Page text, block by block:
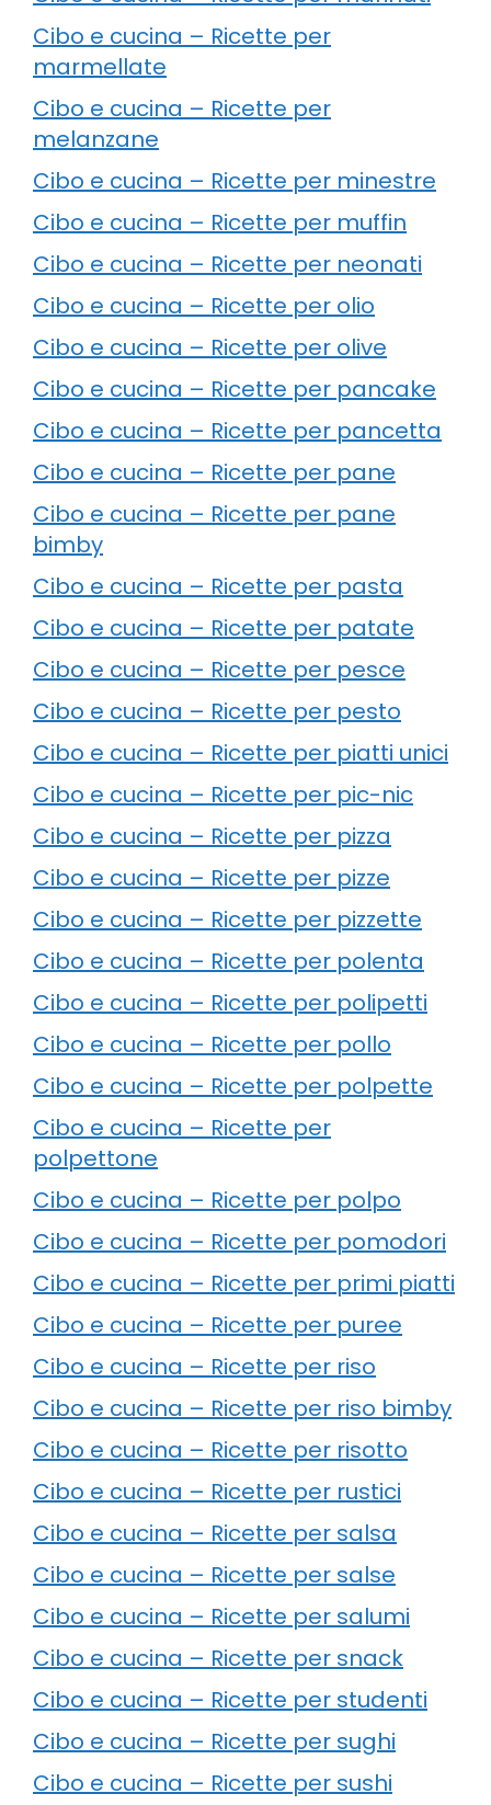
Cibo e cucina – Ricette per
marmellate
Cibo e cucina – Ricette per
melanzane
Cibo e cucina – Ricette per minestre
Cibo e cucina – Ricette per muffin
Cibo e cucina – Ricette per neonati
Cibo e cucina – Ricette per olio
Cibo e cucina – Ricette per olive
Cibo e cucina – Ricette per pancake
Cibo e cucina – Ricette per pancetta
Cibo e cucina – Ricette per pane
Cibo e cucina – Ricette per pane
bimby
Cibo e cucina – Ricette per pasta
Cibo e cucina – Ricette per patate
Cibo e cucina – Ricette per pesce
Cibo e cucina – Ricette per pesto
Cibo e cucina – Ricette per piatti unici
Cibo e cucina – Ricette per pic-nic
Cibo e cucina – Ricette per pizza
Cibo e cucina – Ricette per pizze
Cibo e cucina – Ricette per pizzette
Cibo e cucina – Ricette per polenta
Cibo e cucina – Ricette per polipetti
Cibo e cucina – Ricette per pollo
Cibo e cucina – Ricette per polpette
Cibo e cucina – Ricette per
polpettone
Cibo e cucina – Ricette per polpo
Cibo e cucina – Ricette per pomodori
Cibo e cucina – Ricette per primi piatti
Cibo e cucina – Ricette per puree
Cibo e cucina – Ricette per riso
Cibo e cucina – Ricette per riso bimby
Cibo e cucina – Ricette per risotto
Cibo e cucina – Ricette per rustici
Cibo e cucina – Ricette per salsa
Cibo e cucina – Ricette per salse
Cibo e cucina – Ricette per salumi
Cibo e cucina – Ricette per snack
Cibo e cucina – Ricette per studenti
Cibo e cucina – Ricette per sughi
Cibo e cucina – Ricette per sushi